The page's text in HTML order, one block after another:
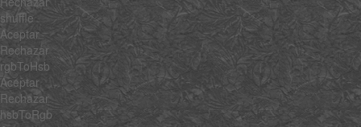
shuffle
Aceptar
Rechazar
rgbToHsb
Aceptar
Rechazar
hsbToRgb